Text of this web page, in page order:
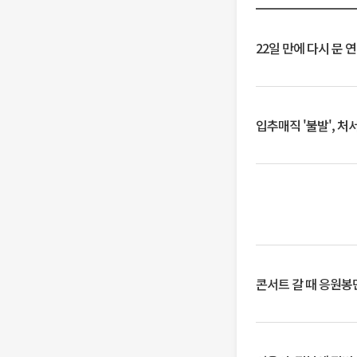
22일 만에 다시 문
입추매직 '불발', 처
콘서트 갈 때 응원